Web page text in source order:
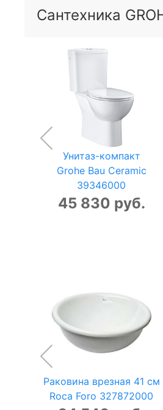
Сантехника
Унитаз-компакт
Grohe Bau Ceramic
39346000
45 830 руб.
Раковина врезная 41 см
Roca Foro 327872000